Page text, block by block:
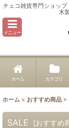
チェコ雑貨専門ショッ
木
メニュー
ホーム カテゴリ
ホーム > おすすめ商品 >
SALE [おすすめ